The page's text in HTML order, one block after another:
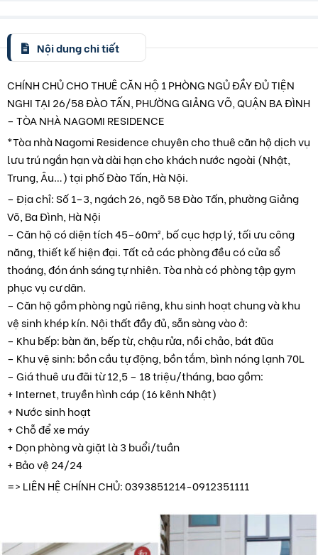
Nội dung chi tiết
CHÍNH CHỦ CHO THUÊ CĂN HỘ 1 PHÒNG NGỦ ĐẦY ĐỦ TIỆN
NGHI TẠI 26/58 ĐÀO TẤN, PHƯỜNG GIẢNG VÕ, QUẬN BA ĐÌNH
– TÒA NHÀ NAGOMI RESIDENCE
*Tòa nhà Nagomi Residence chuyên cho thuê căn hộ dịch vụ
lưu trú ngắn hạn và dài hạn cho khách nước ngoài (Nhật,
Trung, Âu…) tại phố Đào Tấn, Hà Nội.
– Địa chỉ: Số 1–3, ngách 26, ngõ 58 Đào Tấn, phường Giảng
Võ, Ba Đình, Hà Nội
– Căn hộ có diện tích 45–60m², bố cục hợp lý, tối ưu công
năng, thiết kế hiện đại. Tất cả các phòng đều có cửa sổ
thoáng, đón ánh sáng tự nhiên. Tòa nhà có phòng tập gym
phục vụ cư dân.
– Căn hộ gồm phòng ngủ riêng, khu sinh hoạt chung và khu
vệ sinh khép kín. Nội thất đầy đủ, sẵn sàng vào ở:
– Khu bếp: bàn ăn, bếp từ, chậu rửa, nồi chảo, bát đũa
– Khu vệ sinh: bồn cầu tự động, bồn tắm, bình nóng lạnh 70L
– Giá thuê ưu đãi từ 12,5 – 18 triệu/tháng, bao gồm:
+ Internet, truyền hình cáp (16 kênh Nhật)
+ Nước sinh hoạt
+ Chỗ để xe máy
+ Dọn phòng và giặt là 3 buổi/tuần
+ Bảo vệ 24/24
=> LIÊN HỆ CHÍNH CHỦ: 0393851214-0912351111